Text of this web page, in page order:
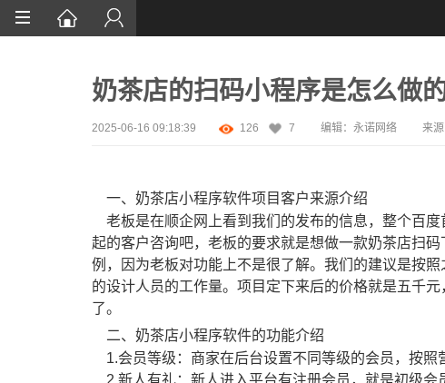
奶茶店的扫码小程序是怎么做
2025-06-16 09:18:39 126 7 编辑：永诺网络 来源
一、奶茶店小程序软件项目客户来源介绍
老板是在顺企网上看到我们的发布的信息，整个百度
起的客户咨询吧，老板的要求就是想做一款奶茶店扫
例，因为老板对功能上不是很了解。我们的建议是按
的设计人员的工作量。项目定下来后的价格就是五千
了。
二、奶茶店小程序软件的功能介绍
1.会员等级：商家在后台设置不同等级的会员，按照
2.新人有礼：新人进入平台有注册会员，就是初级会